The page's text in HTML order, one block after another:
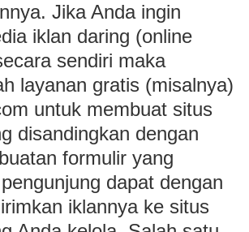
Jika Anda ingin
iklan daring (online
sendiri maka
layanan gratis (misalnya)
untuk membuat situs
disandingkan dengan
formulir yang
dapat dengan
iklannya ke situs